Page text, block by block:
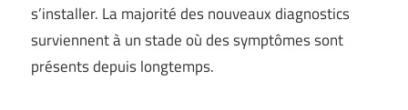
s’installer. La majorité des nouveaux diagnostics
surviennent à un stade où des symptômes sont
présents depuis longtemps.